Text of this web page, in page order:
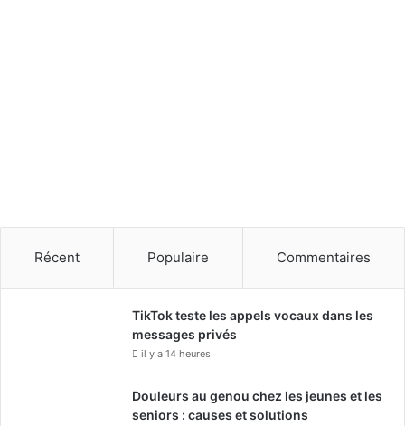
Récent Populaire Commentaires
TikTok teste les appels vocaux dans les
messages privés
il y a 14 heures
Douleurs au genou chez les jeunes et les
seniors : causes et solutions